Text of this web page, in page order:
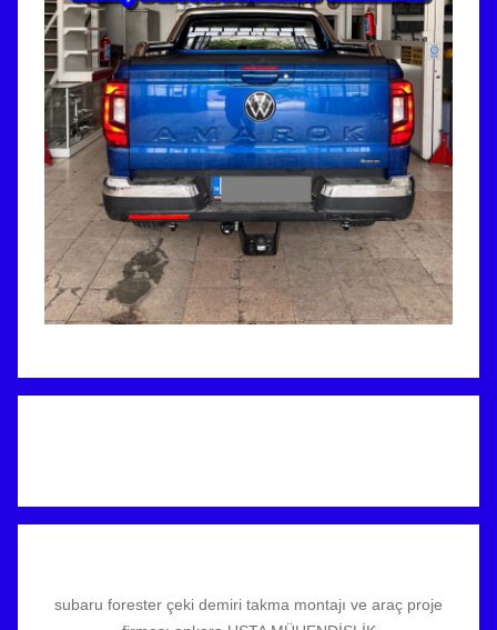
subaru forester çeki demiri takma montajı ve araç proje